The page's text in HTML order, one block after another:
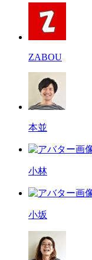
ZABOU
本並
小林
小坂